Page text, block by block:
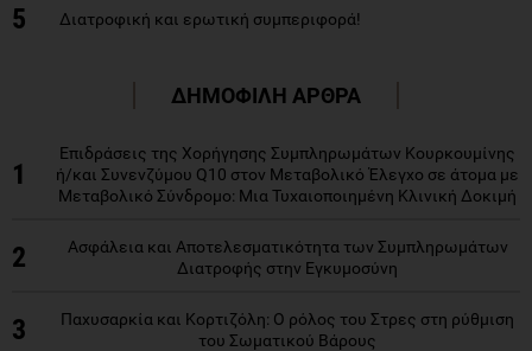
5 Διατροφική και ερωτική συμπεριφορά!
ΔΗΜΟΦΙΛΗ ΑΡΘΡΑ
1
Επιδράσεις της Χορήγησης Συμπληρωμάτων Κουρκουμίνης
ή/και Συνενζύμου Q10 στον Μεταβολικό Έλεγχο σε άτομα με
Μεταβολικό Σύνδρομο: Μια Τυχαιοποιημένη Κλινική Δοκιμή
2
Ασφάλεια και Αποτελεσματικότητα των Συμπληρωμάτων
Διατροφής στην Εγκυμοσύνη
3
Παχυσαρκία και Κορτιζόλη: Ο ρόλος του Στρες στη ρύθμιση
του Σωματικού Βάρους